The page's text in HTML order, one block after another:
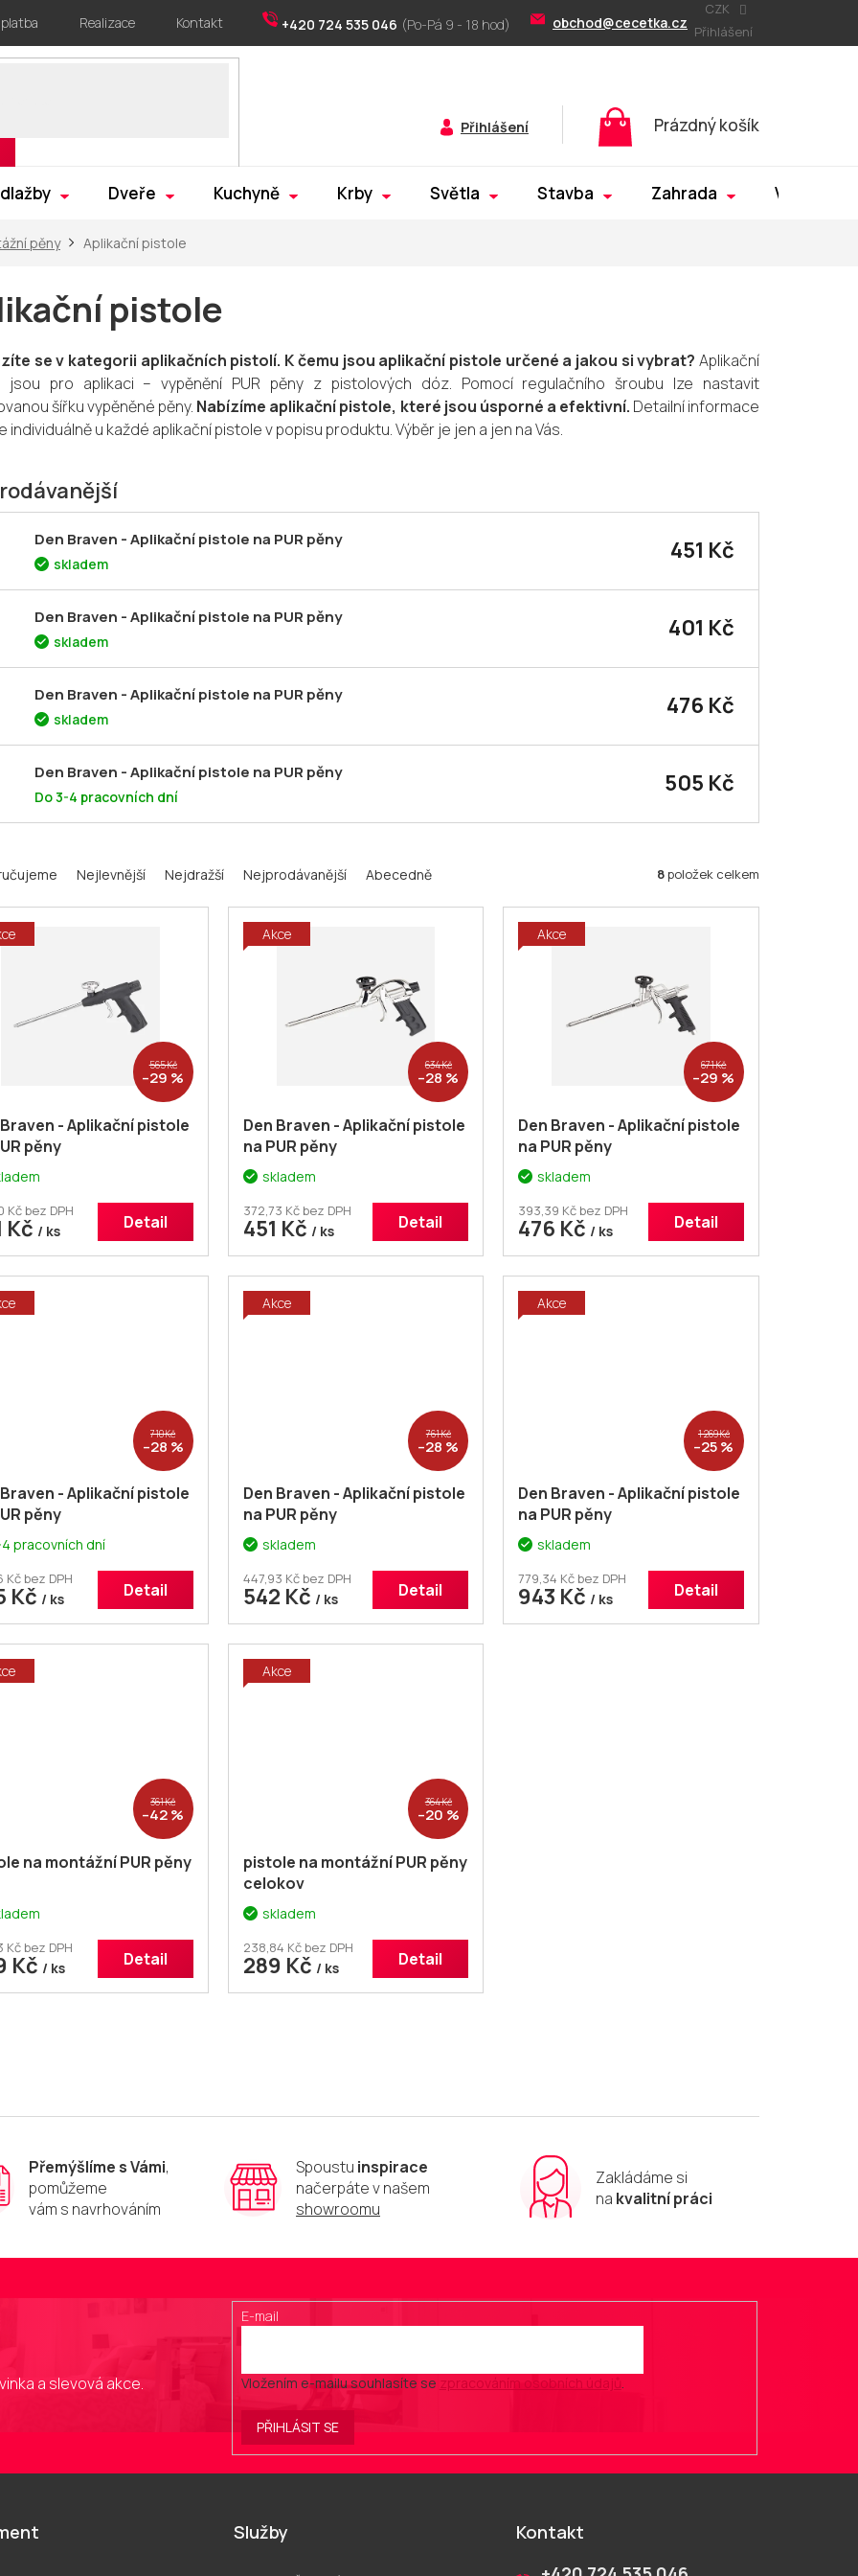
+420 724 535 046 obchod@cecetka.cz
Realizace Kontakt
CZK
Přihlášení
Přihlášení
Nákupní
košík
Prázdný košík
Dveře Kuchyně Krby Světla Stavba Zahrada Výprodej
pěny Aplikační pistole
pistole
se v kategorii aplikačních pistolí. K čemu jsou aplikační pistole určené a jakou si vybrat? Aplikační
jsou pro aplikaci – vypěnění PUR pěny z pistolových dóz. Pomocí regulačního šroubu lze nastavit
šířku vypěněné pěny. Nabízíme aplikační pistole, které jsou úsporné a efektivní. Detailní informace
individuálně u každé aplikační pistole v popisu produktu. Výběr je jen a jen na Vás.
Den Braven - Aplikační pistole na PUR pěny
skladem 451 Kč
Den Braven - Aplikační pistole na PUR pěny
skladem 401 Kč
Den Braven - Aplikační pistole na PUR pěny
skladem 476 Kč
Den Braven - Aplikační pistole na PUR pěny
Do 3-4 pracovních dní 505 Kč
Nejlevnější Nejdražší Nejprodávanější Abecedně 8položek celkem
565 Kč
–29 %
- Aplikační pistole
pěny
Kč bez DPH
Kč / ks Detail
Akce
634 Kč
–28 %
Den Braven - Aplikační pistole
na PUR pěny
skladem
372,73 Kč bez DPH
451 Kč / ks Detail
Akce
671 Kč
–29 %
Den Braven - Aplikační pistole
na PUR pěny
skladem
393,39 Kč bez DPH
476 Kč / ks Detail
710 Kč
–28 %
- Aplikační pistole
pěny
pracovních dní
Kč bez DPH
Kč / ks Detail
Akce
761 Kč
–28 %
Den Braven - Aplikační pistole
na PUR pěny
skladem
447,93 Kč bez DPH
542 Kč / ks Detail
Akce
1 269 Kč
–25 %
Den Braven - Aplikační pistole
na PUR pěny
skladem
779,34 Kč bez DPH
943 Kč / ks Detail
361 Kč
–42 %
na montážní PUR pěny
Kč bez DPH
Kč / ks Detail
Akce
364 Kč
–20 %
pistole na montážní PUR pěny
celokov
skladem
238,84 Kč bez DPH
289 Kč / ks Detail
p
r
v
k
v
s
Přemýšlíme s Vámi,
pomůžeme
vám s navrhováním
Spoustu inspirace
načerpáte v našem
showroomu
Zakládáme si
na kvalitní práci
a slevová akce.
E-mail
Vložením e-mailu souhlasíte se zpracováním osobních údajů.
PŘIHLÁSIT SE
Služby
Kontakt